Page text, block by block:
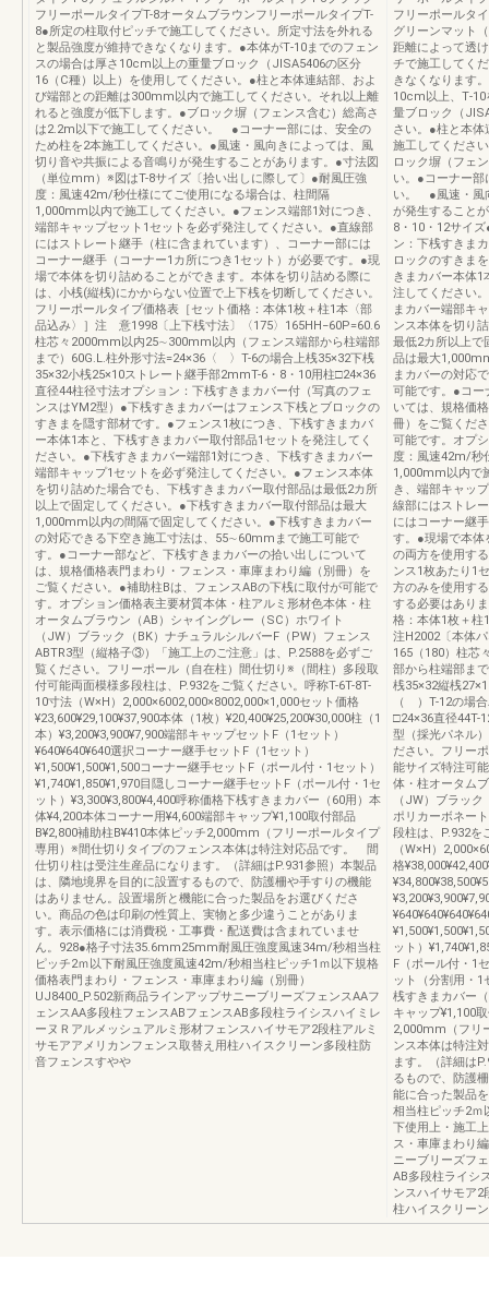
フリーポールタイプT-8オータムブラウンフリーポールタイプT-
8●所定の柱取付ピッチで施工してください。所定寸法を外れる
と製品強度が維持できなくなります。●本体がT‐10までのフェン
スの場合は厚さ10cm以上の重量ブロック（JISA5406の区分
16（C種）以上）を使用してください。●柱と本体連結部、およ
び端部との距離は300mm以内で施工してください。それ以上離
れると強度が低下します。●ブロック塀（フェンス含む）総高さ
は2.2m以下で施工してください。 ●コーナー部には、安全の
ため柱を2本施工してください。●風速・風向きによっては、風
切り音や共振による音鳴りが発生することがあります。●寸法図
（単位mm）※図はT-8サイズ〔拾い出しに際して〕●耐風圧強
度：風速42m/秒仕様にてご使用になる場合は、柱間隔
1,000mm以内で施工してください。●フェンス端部1対につき、
端部キャップセット1セットを必ず発注してください。●直線部
にはストレート継手（柱に含まれています）、コーナー部には
コーナー継手（コーナー1カ所につき1セット）が必要です。●現
場で本体を切り詰めることができます。本体を切り詰める際に
は、小桟(縦桟)にかからない位置で上下桟を切断してください。
フリーポールタイプ価格表［セット価格：本体1枚＋柱1本〈部
品込み〉］注 意1998〔上下桟寸法〕〈175〉165HH−60P=60.6
柱芯々2000mm以内25∼300mm以内（フェンス端部から柱端部
まで）60G.L.柱外形寸法=24×36〈 〉T-6の場合上桟35×32下桟
35×32小桟25×10ストレート継手部2mmT-6・8・10用柱□24×36
直径44柱径寸法オプション：下桟すきまカバー付（写真のフェ
ンスはYM2型）●下桟すきまカバーはフェンス下桟とブロックの
すきまを隠す部材です。●フェンス1枚につき、下桟すきまカバ
ー本体1本と、下桟すきまカバー取付部品1セットを発注してく
ださい。●下桟すきまカバー端部1対につき、下桟すきまカバー
端部キャップ1セットを必ず発注してください。●フェンス本体
を切り詰めた場合でも、下桟すきまカバー取付部品は最低2カ所
以上で固定してください。●下桟すきまカバー取付部品は最大
1,000mm以内の間隔で固定してください。●下桟すきまカバー
の対応できる下空き施工寸法は、55∼60mmまで施工可能で
す。●コーナー部など、下桟すきまカバーの拾い出しについて
は、規格価格表門まわり・フェンス・車庫まわり編（別冊）を
ご覧ください。●補助柱Bは、フェンスABの下桟に取付が可能で
す。オプション価格表主要材質本体・柱アルミ形材色本体・柱
オータムブラウン（AB）シャイングレー（SC）ホワイト
（JW）ブラック（BK）ナチュラルシルバーF（PW）フェンス
ABTR3型（縦格子③）「施工上のご注意」は、P.2588を必ずご
覧ください。フリーポール（自在柱）間仕切り※（間柱）多段取
付可能両面模様多段柱は、P.932をご覧ください。呼称T-6T-8T-
10寸法（W×H）2,000×6002,000×8002,000×1,000セット価格
¥23,600¥29,100¥37,900本体（1枚）¥20,400¥25,200¥30,000柱（1
本）¥3,200¥3,900¥7,900端部キャップセットF（1セット）
¥640¥640¥640選択コーナー継手セットF（1セット）
¥1,500¥1,500¥1,500コーナー継手セットF（ポール付・1セット）
¥1,740¥1,850¥1,970目隠しコーナー継手セットF（ポール付・1セ
ット）¥3,300¥3,800¥4,400呼称価格下桟すきまカバー（60用）本
体¥4,200本体コーナー用¥4,600端部キャップ¥1,100取付部品
B¥2,800補助柱B¥410本体ピッチ2,000mm（フリーポールタイプ
専用）※間仕切りタイプのフェンス本体は特注対応品です。 間
仕切り柱は受注生産品になります。（詳細はP.931参照）本製品
は、隣地境界を目的に設置するもので、防護柵や手すりの機能
はありません。設置場所と機能に合った製品をお選びくださ
い。商品の色は印刷の性質上、実物と多少違うことがありま
す。表示価格には消費税・工事費・配送費は含まれていませ
ん。928●格子寸法35.6mm25mm耐風圧強度風速34m/秒相当柱
ピッチ2ｍ以下耐風圧強度風速42m/秒相当柱ピッチ1ｍ以下規格
価格表門まわり・フェンス・車庫まわり編（別冊）
UJ8400_P.502新商品ラインアップサニーブリーズフェンスAAフ
ェンスAA多段柱フェンスABフェンスAB多段柱ライシスハイミレ
ーヌＲアルメッシュアルミ形材フェンスハイサモア2段柱アルミ
サモアアメリカンフェンス取替え用柱ハイスクリーン多段柱防
音フェンスすやや
フリーポールタ
グリーンマット
距離によって透
チで施工してく
きなくなります
10cm以上、
量ブロック（
さい。●柱と本
施工してくださ
ロック塀（フェ
い。●コーナー部
い。 ●風速・風
が発生すること
8・10・12サイ
ン：下桟すきま
ロックのすきま
きまカバー本体1
注してください
まカバー端部キ
ンス本体を切り
最低2カ所以上で
品は最大
まカバーの対応
可能です。●コー
いては、規格価
冊）をご覧くだ
可能です。オプ
度：風速42m/秒
1,000mm以内で
き、端部キャッ
線部にはストレ
にはコーナー継
す。●現場で本体
の両方を使用す
ンス1枚あたり1
方のみを使用す
する必要はあり
格：本体1枚＋
注H2002〔本体
165（180）柱芯
部から柱端部ま
桟35×32縦桟
（ ）T-12の場
□24×36直径44T-
型（採光パネル
ださい。フリー
能サイズ特注可
体・柱オータム
（JW）ブラッ
ポリカーボネー
段柱は、P.932を
（W×H）
格
ット）
F（ポール付・1
ット（分割用・1
桟すきまカバー
キャップ¥1,100
2,000mm（フリ
ンス本体は特注
ます。（詳細は
るもので、防護
能に合った製品
相当柱ピッチ2ｍ
下使用上・施工
ス・車庫まわり
ニーブリーズフ
AB多段柱ライシ
ンスハイサモア2
柱ハイスクリー